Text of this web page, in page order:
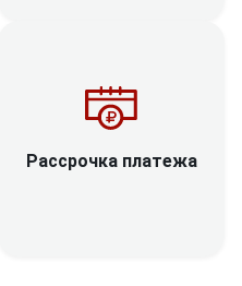
Рассрочка платежа